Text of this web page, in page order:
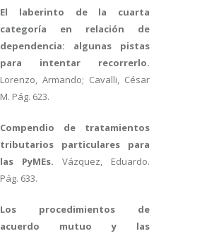
El laberinto de la cuarta
categoría en relación de
dependencia: algunas pistas
para intentar recorrerlo.
Lorenzo, Armando; Cavalli, César
M. Pág. 623.
Compendio de tratamientos
tributarios particulares para
las PyMEs. Vázquez, Eduardo.
Pág. 633.
Los procedimientos de
acuerdo mutuo y las